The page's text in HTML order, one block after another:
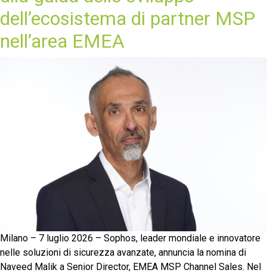
dell’ecosistema di partner MSP
nell’area EMEA
Milano – 7 luglio 2026 – Sophos, leader mondiale e innovatore
nelle soluzioni di sicurezza avanzate, annuncia la nomina di
Naveed Malik a Senior Director, EMEA MSP Channel Sales. Nel